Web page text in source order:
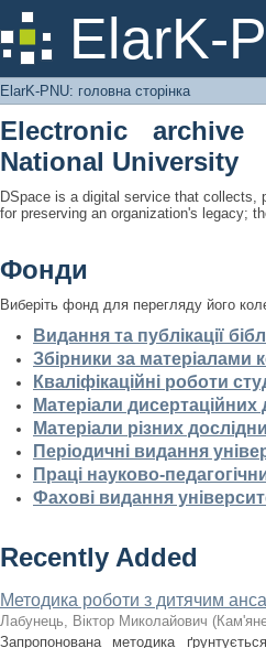
ElarK-
ElarK-PNU: головна
ElarK-PNU: головна сторінка
Electronic archive
National University
DSpace is a digital service that collects,
for preserving an organization's legacy;
Фонди
Виберіть фонд для перегляду його
Видання та публікації
Збірники за матеріалами
Кваліфікаційні роботи
Матеріали дисертаційних
Матеріали різних
Періодичні видання
Праці науково-
Фахові видання
Recently Added
Методика роботи з дитячим
Лабунець, Віктор Миколайович (
Запропонована методика